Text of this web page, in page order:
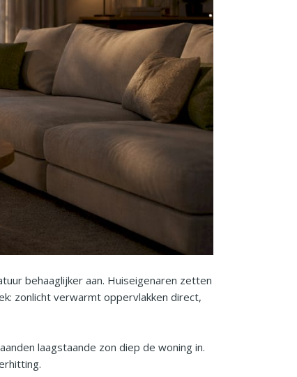
behaaglijker aan. Huiseigenaren zetten
zonlicht verwarmt oppervlakken direct,
laagstaande zon diep de woning in.